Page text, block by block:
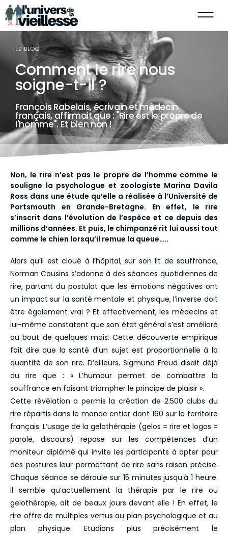
LE BLOG
Comment le rire nous
soigne-t-il ?
François Rabelais, écrivain et médecin
français, affirmait que : "Rire est le propre de
l'homme". Et bien non !
Non, le rire n’est pas le propre de l’homme comme le
souligne la psychologue et zoologiste Marina Davila
Ross dans une étude qu’elle a réalisée à l’Université de
Portsmouth en Grande-Bretagne. En effet, le rire
s’inscrit dans l’évolution de l’espèce et ce depuis des
millions d’années. Et puis, le chimpanzé rit lui aussi tout
comme le chien lorsqu’il remue la queue…..
Alors qu’il est cloué à l’hôpital, sur son lit de souffrance,
Norman Cousins s’adonne à des séances quotidiennes de
rire, partant du postulat que les émotions négatives ont
un impact sur la santé mentale et physique, l’inverse doit
être également vrai ? Et effectivement, les médecins et
lui-même constatent que son état général s’est amélioré
au bout de quelques mois. Cette découverte empirique
fait dire que la santé d’un sujet est proportionnelle à la
quantité de son rire. D’ailleurs, Sigmund Freud disait déjà
du rire que : « L’humour permet de combattre la
souffrance en faisant triompher le principe de plaisir ».
Cette révélation a permis la création de 2.500 clubs du
rire répartis dans le monde entier dont 160 sur le territoire
français. L’usage de la gelothérapie (gelos = rire et logos =
parole, discours) repose sur les compétences d’un
moniteur diplômé qui invite les participants à opter pour
des postures leur permettant de rire sans raison précise.
Chaque séance se déroule sur 15 minutes jusqu’à 1 heure.
Il semble qu’actuellement la thérapie par le rire ou
gelothérapie, ait de beaux jours devant elle ! En effet, le
rire offre de multiples vertus au plan psychologique et au
plan physique. Etudions plus précisément le